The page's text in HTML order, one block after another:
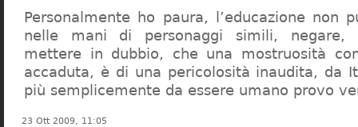
Personalmente ho paura, l’educazione non
nelle mani di personaggi simili, negare,
mettere in dubbio, che una mostruosità
accaduta, è di una pericolosità inaudita, da
più semplicemente da essere umano provo
23 Ott 2009, 11:05